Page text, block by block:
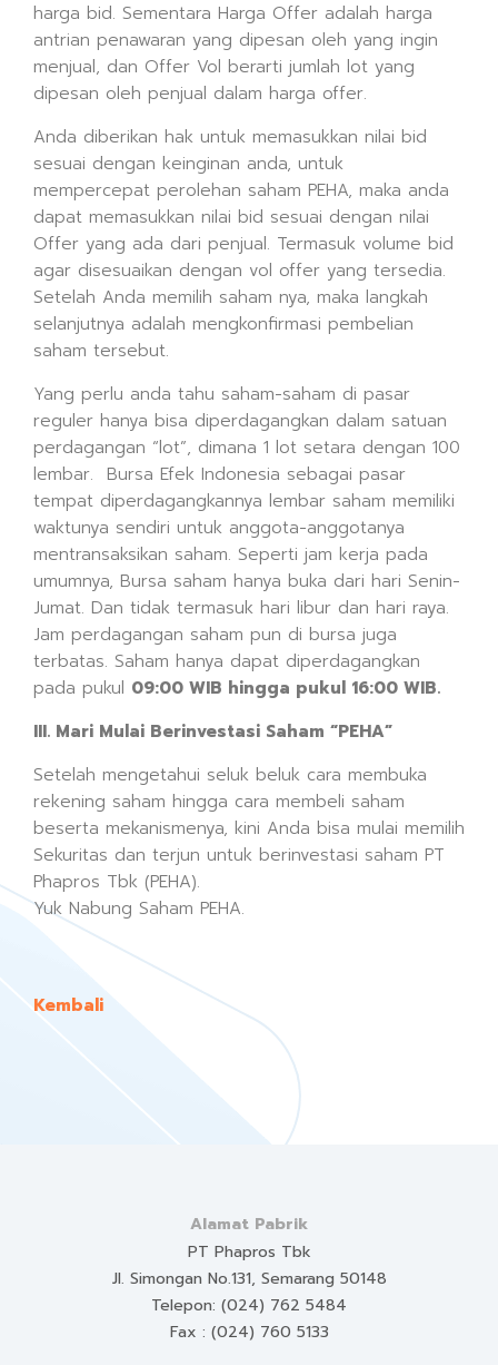
harga bid. Sementara Harga Offer adalah harga
antrian penawaran yang dipesan oleh yang ingin
menjual, dan Offer Vol berarti jumlah lot yang
dipesan oleh penjual dalam harga offer.
Anda diberikan hak untuk memasukkan nilai bid
sesuai dengan keinginan anda, untuk
mempercepat perolehan saham PEHA, maka anda
dapat memasukkan nilai bid sesuai dengan nilai
Offer yang ada dari penjual. Termasuk volume bid
agar disesuaikan dengan vol offer yang tersedia.
Setelah Anda memilih saham nya, maka langkah
selanjutnya adalah mengkonfirmasi pembelian
saham tersebut.
Yang perlu anda tahu saham-saham di pasar
reguler hanya bisa diperdagangkan dalam satuan
perdagangan “lot”, dimana 1 lot setara dengan 100
lembar. Bursa Efek Indonesia sebagai pasar
tempat diperdagangkannya lembar saham memiliki
waktunya sendiri untuk anggota-anggotanya
mentransaksikan saham. Seperti jam kerja pada
umumnya, Bursa saham hanya buka dari hari Senin-
Jumat. Dan tidak termasuk hari libur dan hari raya.
Jam perdagangan saham pun di bursa juga
terbatas. Saham hanya dapat diperdagangkan
pada pukul 09:00 WIB hingga pukul 16:00 WIB.
III. Mari Mulai Berinvestasi Saham “PEHA”
Setelah mengetahui seluk beluk cara membuka
rekening saham hingga cara membeli saham
beserta mekanismenya, kini Anda bisa mulai memilih
Sekuritas dan terjun untuk berinvestasi saham PT
Phapros Tbk (PEHA).
Yuk Nabung Saham PEHA.
Kembali
Alamat Pabrik
PT Phapros Tbk
Jl. Simongan No.131, Semarang 50148
Telepon: (024) 762 5484
Fax : (024) 760 5133